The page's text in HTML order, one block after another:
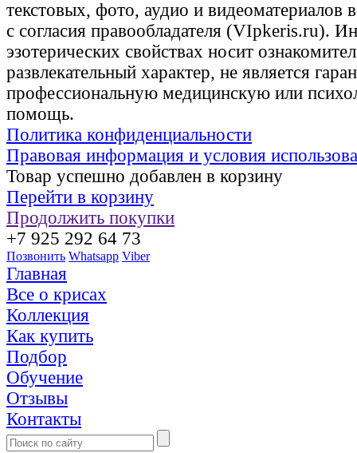
текстовых, фото, аудио и видеоматериалов
с согласия правообладателя (VIpkeris.ru).
эзотерических свойствах носит
развлекательный характер, не является
профессиональную медицинскую или
помощь.
Политика конфиденциальности
Правовая информация и условия
Товар успешно добавлен в корзину
Перейти в корзину
Продолжить покупки
+7 925 292 64 73
Позвонить Whatsapp Viber
Главная
Все о крисах
Коллекция
Как купить
Подбор
Обучение
Отзывы
Контакты